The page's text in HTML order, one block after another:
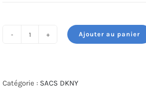
TROTTEUR
Ajouter au panier
Catégorie : SACS DKNY